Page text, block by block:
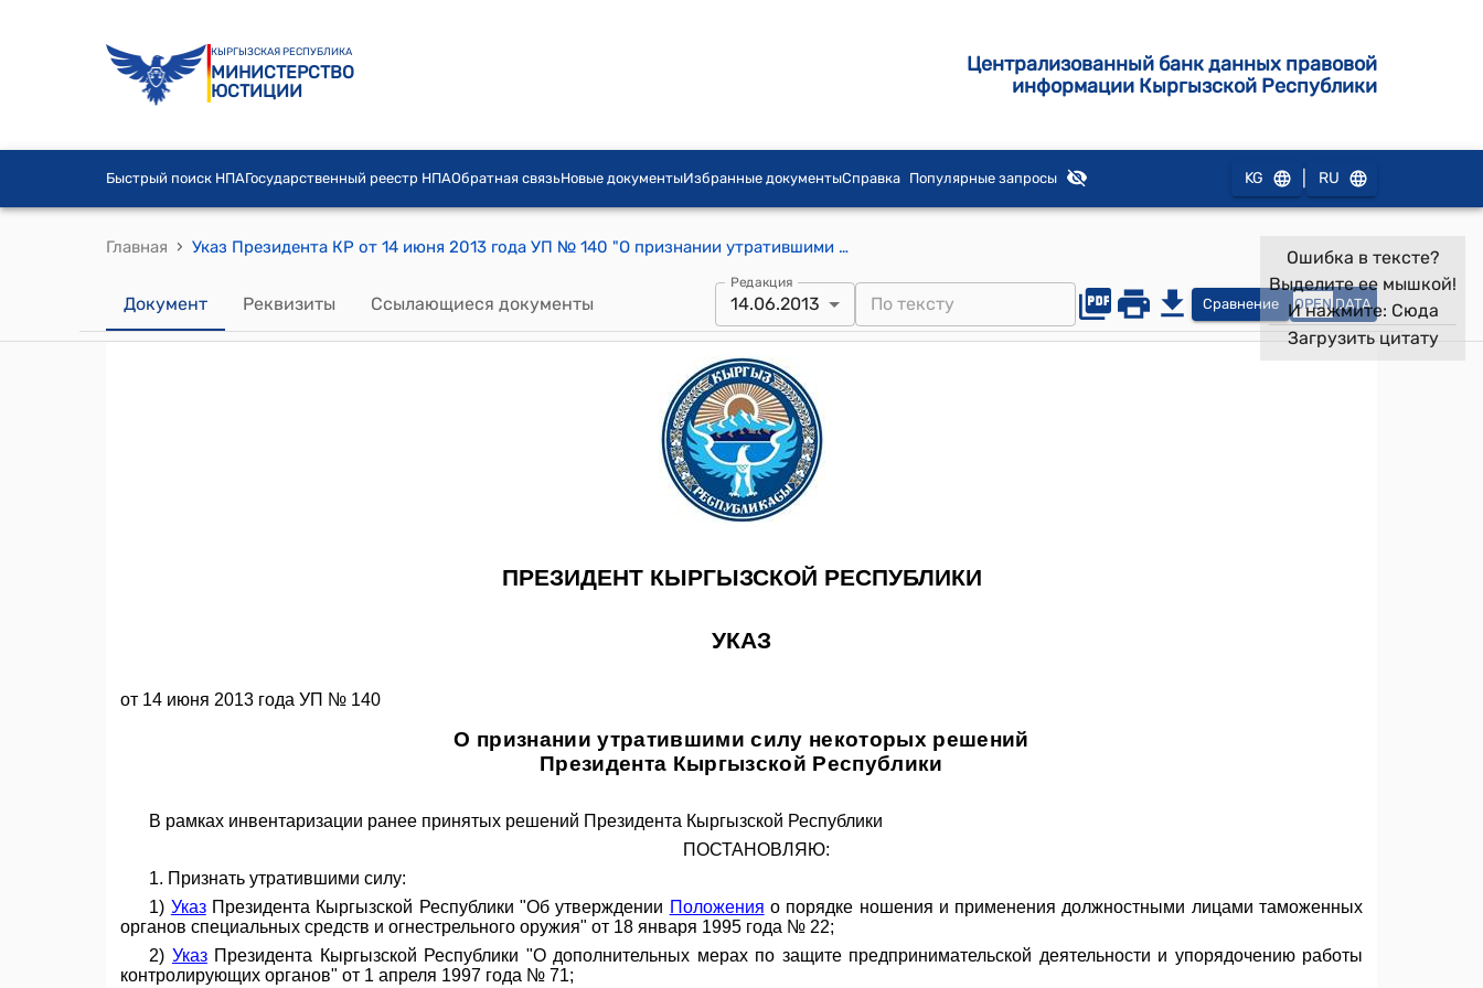
КЫРГЫЗСКАЯ РЕСПУБЛИКА
МИНИСТЕРСТВО
ЮСТИЦИИ
Централизованный банк данных правовой
информации Кыргызской Республики
Быстрый поиск НПАГосударственный реестр НПАОбратная связьНовые документыИзбранные документыСправка Популярные запросы KG RU
Главная › Указ Президента КР от 14 июня 2013 года УП № 140 "О признании утратившими силу некоторых решений Президента Кыргызской Республики"
Документ Реквизиты Ссылающиеся документы
Редакция
14.06.2013 Сравнение OPEN DATA
Ошибка в тексте?
Выделите ее мышкой!
И нажмите: Сюда
Загрузить цитату